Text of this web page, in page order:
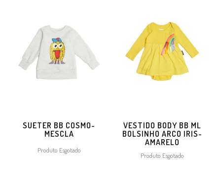
SUETER BB COSMO-
MESCLA
Produto Esgotado
VESTIDO BODY BB ML
BOLSINHO ARCO IRIS-
AMARELO
Produto Esgotado